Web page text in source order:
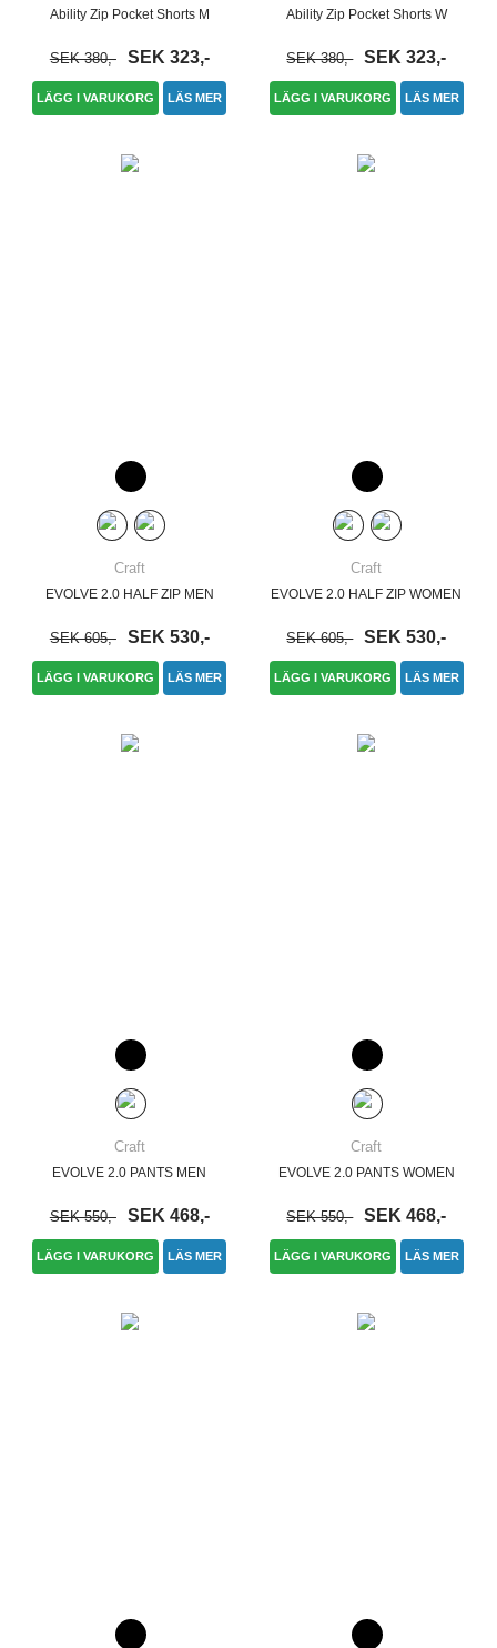
Ability Zip Pocket Shorts M
SEK 380,- SEK 323,-
LÄGG I VARUKORG LÄS MER
Ability Zip Pocket Shorts W
SEK 380,- SEK 323,-
LÄGG I VARUKORG LÄS MER
Craft
EVOLVE 2.0 HALF ZIP MEN
SEK 605,- SEK 530,-
LÄGG I VARUKORG LÄS MER
Craft
EVOLVE 2.0 HALF ZIP WOMEN
SEK 605,- SEK 530,-
LÄGG I VARUKORG LÄS MER
Craft
EVOLVE 2.0 PANTS MEN
SEK 550,- SEK 468,-
LÄGG I VARUKORG LÄS MER
Craft
EVOLVE 2.0 PANTS WOMEN
SEK 550,- SEK 468,-
LÄGG I VARUKORG LÄS MER